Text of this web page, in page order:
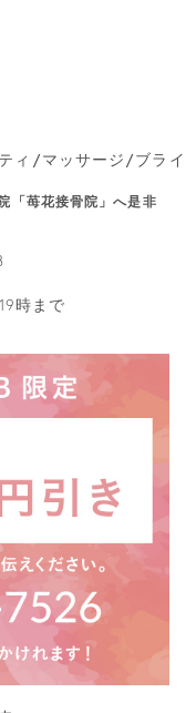
ィ/マッサージ/ブラ
「苺花接骨院」へ是非
時まで